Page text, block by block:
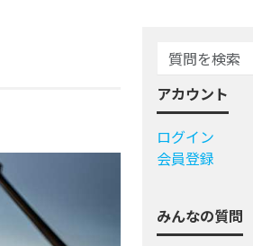
アカウント
ログイン
会員登録
みんなの質問